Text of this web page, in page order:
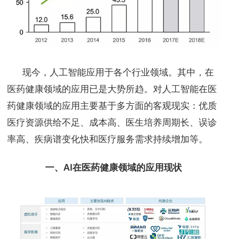
现今，人工智能应用于各个行业领域。其中，在
医药健康领域的应用已是大势所趋。对人工智能在医
药健康领域的应用主要基于多方面的客观现实：优质
医疗资源供给不足、成本高、医生培养周期长、误诊
率高、疾病谱变化快和医疗服务需求持续增加等。
一、AI在医药健康领域的应用现状